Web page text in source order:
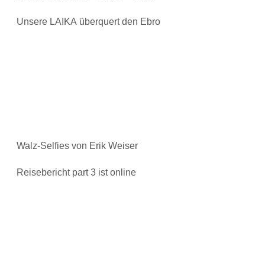
Unsere LAIKA überquert den Ebro
Walz-Selfies von Erik Weiser
Reisebericht part 3 ist online